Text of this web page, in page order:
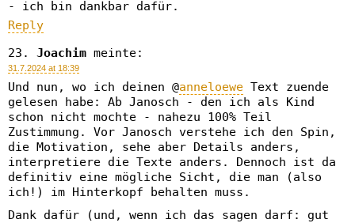
- ich bin dankbar dafür.
Reply
Joachim meinte:
31.7.2024 at 18:39
Und nun, wo ich deinen @anneloewe Text zuende
gelesen habe: Ab Janosch - den ich als Kind
schon nicht mochte - nahezu 100% Teil
Zustimmung. Vor Janosch verstehe ich den Spin,
die Motivation, sehe aber Details anders,
interpretiere die Texte anders. Dennoch ist da
definitiv eine mögliche Sicht, die man (also
ich!) im Hinterkopf behalten muss.
Dank dafür (und, wenn ich das sagen darf: gut